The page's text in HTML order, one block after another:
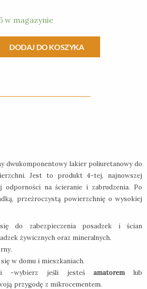
w magazynie
DODAJ DO KOSZYKA
dwukomponentowy lakier poliuretanowy do
Jest to produkt 4-tej, najnowszej
odporności na ścieranie i zabrudzenia. Po
przeźroczystą powierzchnię o wysokiej
do zabezpieczenia posadzek i ścian
żywicznych oraz mineralnych.
w domu i mieszkaniach.
-wybierz jeśli jesteśamatoremlub
przygodę z mikrocementem.